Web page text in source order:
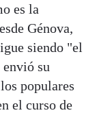
es la
Génova,
siendo "el
su
populares
el curso de